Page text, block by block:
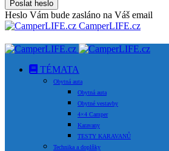
Heslo Vám bude zasláno na Váš email
CamperLIFE.cz
TÉMATA
Obytná auta
Obytná auta
Obytné vestavby
4×4 Camper
Karavany
TESTY KARAVANŮ
Technika a doplňky